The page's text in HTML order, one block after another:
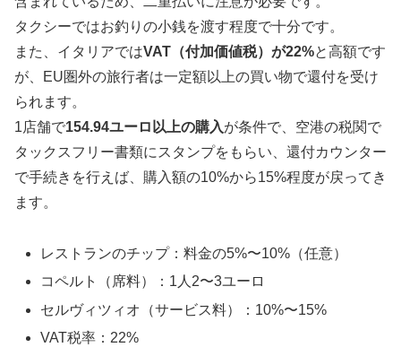
タクシーではお釣りの小銭を渡す程度で十分です。
また、イタリアではVAT（付加価値税）が22%と高額です
が、EU圏外の旅行者は一定額以上の買い物で還付を受け
られます。
1店舗で154.94ユーロ以上の購入が条件で、空港の税関で
タックスフリー書類にスタンプをもらい、還付カウンター
で手続きを行えば、購入額の10%から15%程度が戻ってき
ます。
レストランのチップ：料金の5%〜10%（任意）
コペルト（席料）：1人2〜3ユーロ
セルヴィツィオ（サービス料）：10%〜15%
VAT税率：22%